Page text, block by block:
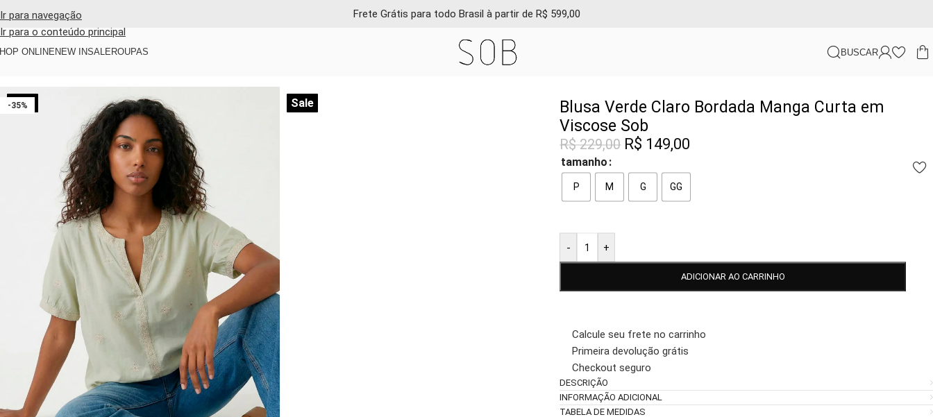
Ir para navegação
Ir para o conteúdo principal
Frete Grátis para todo Brasil à partir de R$ 599,00
ONLINE NEW INSALE ROUPAS BUSCAR
-35%
Sale Sale
Blusa Verde Claro Bordada Manga Curta em
Viscose Sob
R$229,00 R$ 149,00
tamanho
P M G GG
- +
ADICIONAR AO CARRINHO
Calcule seu frete no carrinho
Primeira devolução grátis
Checkout seguro
DESCRIÇÃO
INFORMAÇÃO ADICIONAL
TABELA DE MEDIDAS